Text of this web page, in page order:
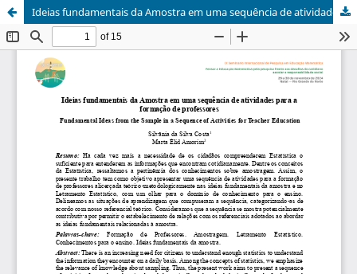
Ideias fundamentais da Amostra em uma sequência de atividades para a formação de professores